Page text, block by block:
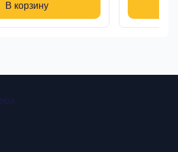
В корзину